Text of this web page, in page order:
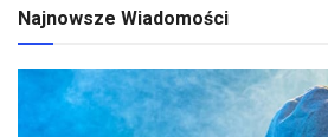
Najnowsze Wiadomości